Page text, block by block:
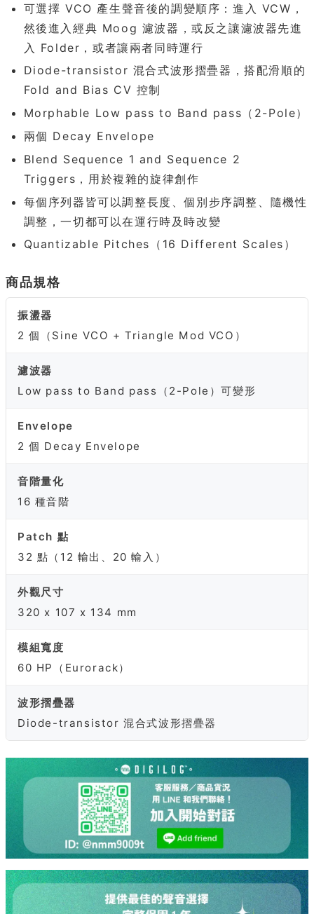
可選擇 VCO 產生聲音後的調變順序：進入 VCW，
然後進入經典 Moog 濾波器，或反之讓濾波器先進
入 Folder，或者讓兩者同時運行
Diode-transistor 混合式波形摺疊器，搭配滑順的
Fold and Bias CV 控制
Morphable Low pass to Band pass（2-Pole）
兩個 Decay Envelope
Blend Sequence 1 and Sequence 2
Triggers，用於複雜的旋律創作
每個序列器皆可以調整長度、個別步序調整、隨機性
調整，一切都可以在運行時及時改變
Quantizable Pitches（16 Different Scales）
商品規格
振盪器
2 個（Sine VCO + Triangle Mod VCO）
濾波器
Low pass to Band pass（2-Pole）可變形
Envelope
2 個 Decay Envelope
音階量化
16 種音階
Patch 點
32 點（12 輸出、20 輸入）
外觀尺寸
320 x 107 x 134 mm
模組寬度
60 HP（Eurorack）
波形摺疊器
Diode-transistor 混合式波形摺疊器